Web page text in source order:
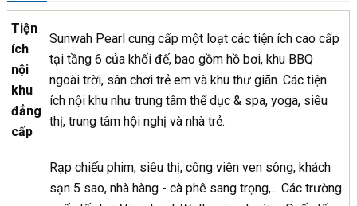
Tiện
ích
nội
khu
đẳng
cấp
Sunwah Pearl cung cấp một loạt các tiện ích cao cấp
tại tầng 6 của khối đế, bao gồm hồ bơi, khu BBQ
ngoài trời, sân chơi trẻ em và khu thư giãn. Các tiện
ích nội khu như trung tâm thể dục & spa, yoga, siêu
thị, trung tâm hội nghị và nhà trẻ.
Rạp chiếu phim, siêu thị, công viên ven sông, khách
sạn 5 sao, nhà hàng - cà phê sang trọng,... Các trường